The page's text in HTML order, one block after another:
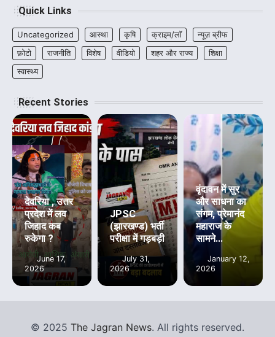
Quick Links
Uncategorized आस्था कृषि क्राइम/लॉ
न्यूज़ ब्रीफ
फ़ोटो
राजनीति विशेष वीडियो शहर और राज्य
शिक्षा
स्वास्थ्य
Recent Stories
देवरिया , उत्तर
प्रदेश में लव
जिहाद कब
रुकेगा ?
June 17,
2026
JPSC
(झारखण्ड) भर्ती
परीक्षा में गड़बड़ी
July 31,
2026
वृंदावन में सुर
और साधना का
संगम, प्रेमानंद
महाराज के
सामने...
January 12,
2026
© 2025 The Jagran News. All rights reserved.